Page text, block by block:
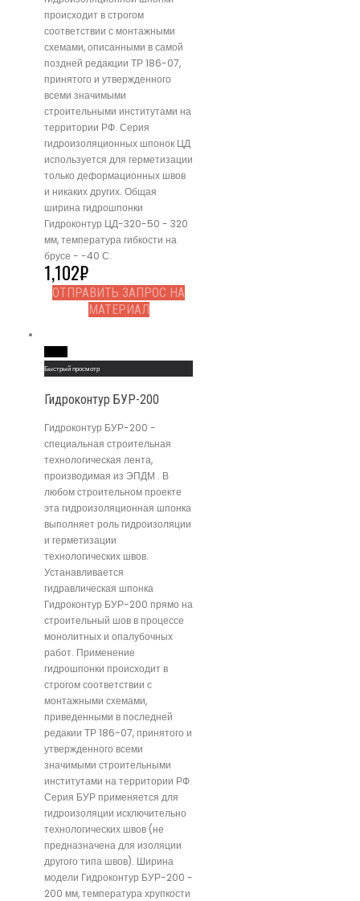
происходит в строгом
соответствии с монтажными
схемами, описанными в самой
поздней редакции ТР 186-07,
принятого и утвержденного
всеми значимыми
строительными институтами на
территории РФ. Серия
гидроизоляционных шпонок ЦД
используется для герметизации
только деформационных швов
и никаких других. Общая
ширина гидрошпонки
Гидроконтур ЦД-320-50 - 320
мм, температура гибкости на
брусе - -40 С.
1,102₽
ОТПРАВИТЬ ЗАПРОС НА
МАТЕРИАЛ
Быстрый просмотр
Гидроконтур БУР-200
Гидроконтур БУР-200 -
специальная строительная
технологическая лента,
производимая из ЭПДМ . В
любом строительном проекте
эта гидроизоляционная шпонка
выполняет роль гидроизоляции
и герметизации
технологических швов.
Устанавливается
гидравлическая шпонка
Гидроконтур БУР-200 прямо на
строительный шов в процессе
монолитных и опалубочных
работ. Применение
гидрошпонки происходит в
строгом соответствии с
монтажными схемами,
приведенными в последней
редакии ТР 186-07, принятого и
утвержденного всеми
значимыми строительными
институтами на территории РФ.
Серия БУР применяется для
гидроизоляции исключительно
технологических швов (не
предназначена для изоляции
другого типа швов). Ширина
модели Гидроконтур БУР-200 -
200 мм, температура хрупкости